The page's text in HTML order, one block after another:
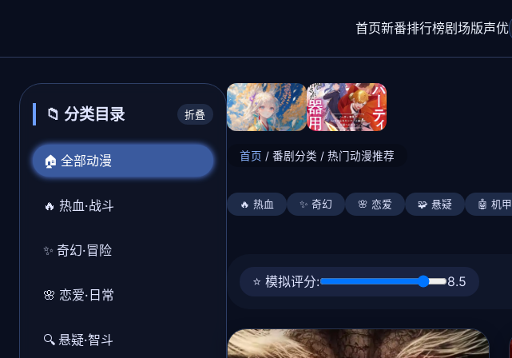
首页新番排行榜剧场版声优
📁 分类目录 折叠
🏠 全部动漫
🔥 热血·战斗
✨ 奇幻·冒险
🌸 恋爱·日常
🔍 悬疑·智斗
首页 / 番剧分类 / 热门动漫推荐
🔥 热血 ✨ 奇幻 🌸 恋爱 🧩 悬疑 🤖 机甲
⭐ 模拟评分: 8.5